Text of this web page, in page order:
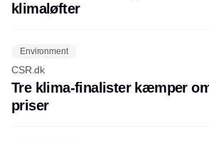
klimaløfter
Environment
CSR.dk
Tre klima-finalister kæmper
priser